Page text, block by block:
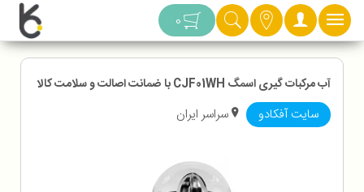
دسته بندی 0
آب مرکبات گیری اسمگ CJF01WH با ضمانت اصالت و سلامت کالا
سایت آفکادو سراسر ایران